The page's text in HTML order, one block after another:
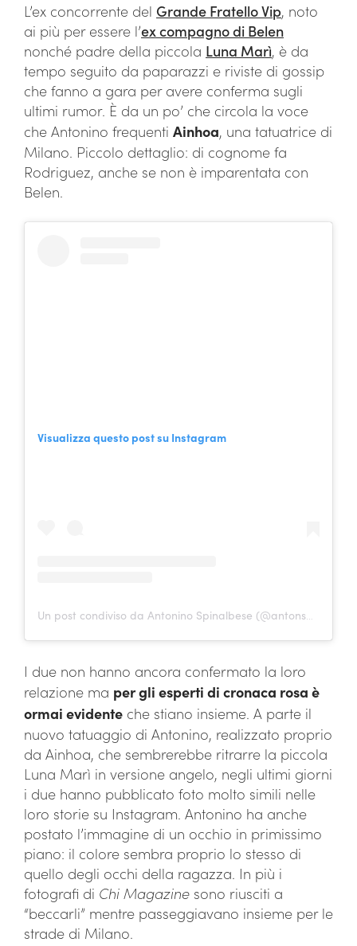
L’ex concorrente del Grande Fratello Vip, noto
ai più per essere l’ex compagno di Belen
nonché padre della piccola Luna Marì, è da
tempo seguito da paparazzi e riviste di gossip
che fanno a gara per avere conferma sugli
ultimi rumor. È da un po’ che circola la voce
che Antonino frequenti Ainhoa, una tatuatrice di
Milano. Piccolo dettaglio: di cognome fa
Rodriguez, anche se non è imparentata con
Belen.
Visualizza questo post su Instagram
I due non hanno ancora confermato la loro
relazione ma per gli esperti di cronaca rosa è
ormai evidente che stiano insieme. A parte il
nuovo tatuaggio di Antonino, realizzato proprio
da Ainhoa, che sembrerebbe ritrarre la piccola
Luna Marì in versione angelo, negli ultimi giorni
i due hanno pubblicato foto molto simili nelle
loro storie su Instagram. Antonino ha anche
postato l’immagine di un occhio in primissimo
piano: il colore sembra proprio lo stesso di
quello degli occhi della ragazza. In più i
fotografi di Chi Magazine sono riusciti a
“beccarli” mentre passeggiavano insieme per le
strade di Milano.